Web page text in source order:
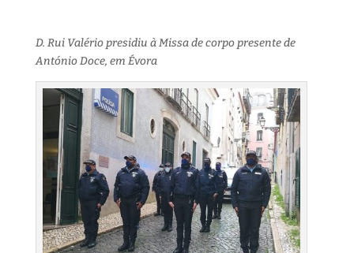
D. Rui Valério presidiu à Missa de corpo presente de
António Doce, em Évora